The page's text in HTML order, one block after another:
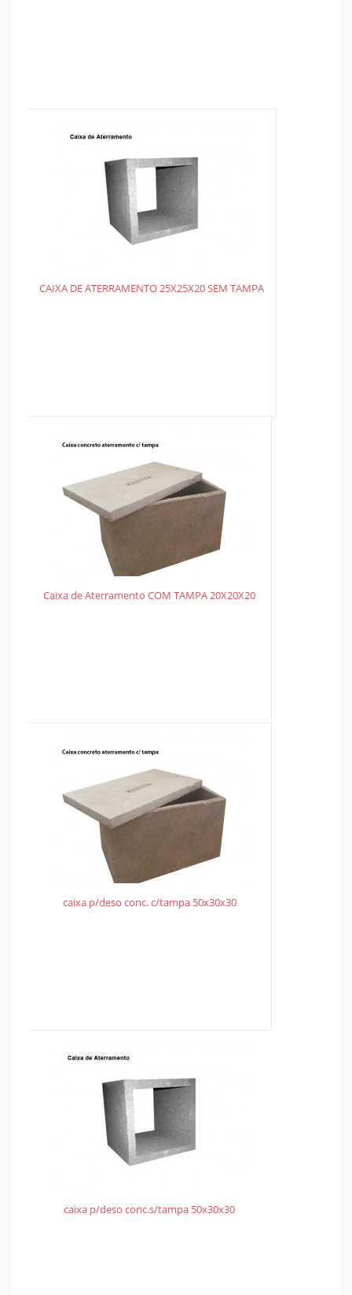
CAIXA DE ATERRAMENTO 25X25X20 SEM TAMPA
Caixa de Aterramento COM TAMPA 20X20X20
caixa p/deso conc. c/tampa 50x30x30
caixa p/deso conc.s/tampa 50x30x30